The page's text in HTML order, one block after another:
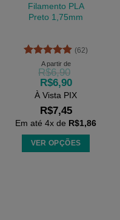
Filamento PLA
Preto 1,75mm
Avaliação
de 5
(62)
A partir de
R$6,90
R$6,90
À Vista PIX
R$7,45
Em até 4x de R$1,86
VER OPÇÕES